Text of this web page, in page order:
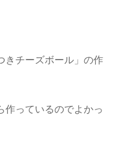
きチーズボール」の作
作っているのでよかっ